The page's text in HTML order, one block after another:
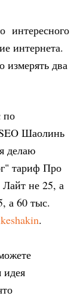
интересного
интернета.
измерять два
по
Шаолинь
делаю
тариф Про
не 25, а
а 60 тыс.
.
идея